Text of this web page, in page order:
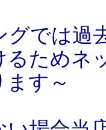
グでは過
るためネ
す～